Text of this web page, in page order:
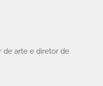
de arte e diretor de